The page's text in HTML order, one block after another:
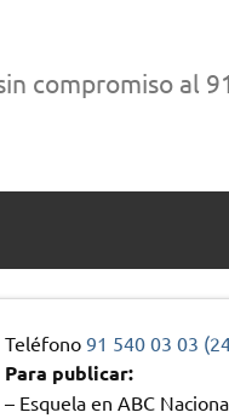
compromiso al
Teléfono91 540 03 03
Para publicar:
– Esquela en ABC